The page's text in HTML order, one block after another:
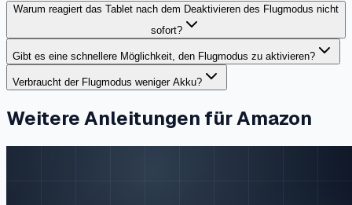
Warum reagiert das Tablet nach dem Deaktivieren des Flugmodus nicht
sofort?
Gibt es eine schnellere Möglichkeit, den Flugmodus zu aktivieren?
Verbraucht der Flugmodus weniger Akku?
Weitere Anleitungen für Amazon